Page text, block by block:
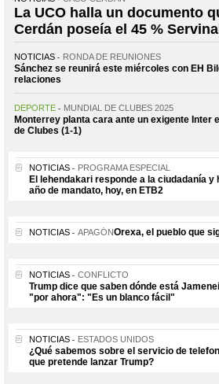
La UCO halla un documento
Cerdán poseía el 45 %
NOTICIAS RONDA DE REUNIONES
Sánchez se reunirá este miércoles con EH
relaciones
DEPORTE MUNDIAL DE CLUBES 2025
Monterrey planta cara ante un exigente Inter
de Clubes (1-1)
NOTICIAS PROGRAMA ESPECIAL
El lehendakari responde a la ciudadanía
año de mandato, hoy, en ETB2
NOTICIAS APAGÓNOrexa, el pueblo que
NOTICIAS CONFLICTO
Trump dice que saben dónde está
"por ahora": "Es un blanco fácil"
NOTICIAS ESTADOS UNIDOS
¿Qué sabemos sobre el servicio de
que pretende lanzar Trump?